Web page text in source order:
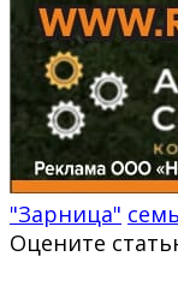
"Зарница"
Оцените